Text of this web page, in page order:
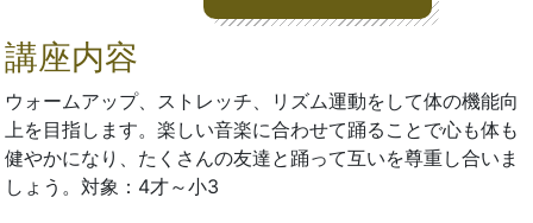
講座内容
ウォームアップ、ストレッチ、リズム運動をして体の機能向
上を目指します。楽しい音楽に合わせて踊ることで心も体も
健やかになり、たくさんの友達と踊って互いを尊重し合いま
しょう。対象：4才～小3